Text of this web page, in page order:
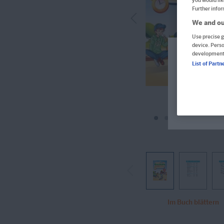
Im Buch blättern
Welcome!
Im
Further
We and
Use precise
device.
List of